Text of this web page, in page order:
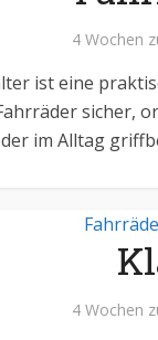
4 Wochen
ist eine
sicher,
im Alltag
4 Wochen